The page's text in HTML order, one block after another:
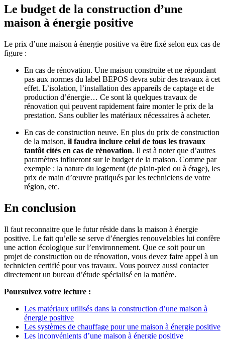
Le budget de la construction d’une
maison à énergie positive
Le prix d’une maison à énergie positive va être fixé selon eux cas de
figure :
En cas de rénovation. Une maison construite et ne répondant
pas aux normes du label BEPOS devra subir des travaux à cet
effet. L’isolation, l’installation des appareils de captage et de
production d’énergie… Ce sont là quelques travaux de
rénovation qui peuvent rapidement faire monter le prix de la
prestation. Sans oublier les matériaux nécessaires à acheter.
En cas de construction neuve. En plus du prix de construction
de la maison, il faudra inclure celui de tous les travaux
tantôt cités en cas de rénovation. Il est à noter que d’autres
paramètres influeront sur le budget de la maison. Comme par
exemple : la nature du logement (de plain-pied ou à étage), les
prix de main d’œuvre pratiqués par les techniciens de votre
région, etc.
En conclusion
Il faut reconnaitre que le futur réside dans la maison à énergie
positive. Le fait qu’elle se serve d’énergies renouvelables lui confère
une action écologique sur l’environnement. Que ce soit pour un
projet de construction ou de rénovation, vous devez faire appel à un
technicien certifié pour vos travaux. Vous pouvez aussi contacter
directement un bureau d’étude spécialisé en la matière.
Poursuivez votre lecture :
Les matériaux utilisés dans la construction d’une maison à
énergie positive
Les systèmes de chauffage pour une maison à énergie positive
Les inconvénients d’une maison à énergie positive